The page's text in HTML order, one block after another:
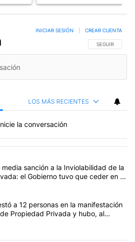
SIGA ESTA
SEGUIR
INICIAR SESIÓN CREAR CUENTA
LOS MÁS RECIENTES
la conversación
con más comentarios en los
el título "El Senado dio media
media sanción a la Inviolabilidad de la
el Gobierno tuvo que ceder en la
del Fuego
el título "La policía arrestó a 12
a 12 personas en la manifestación
Propiedad Privada y hubo, al
heridos